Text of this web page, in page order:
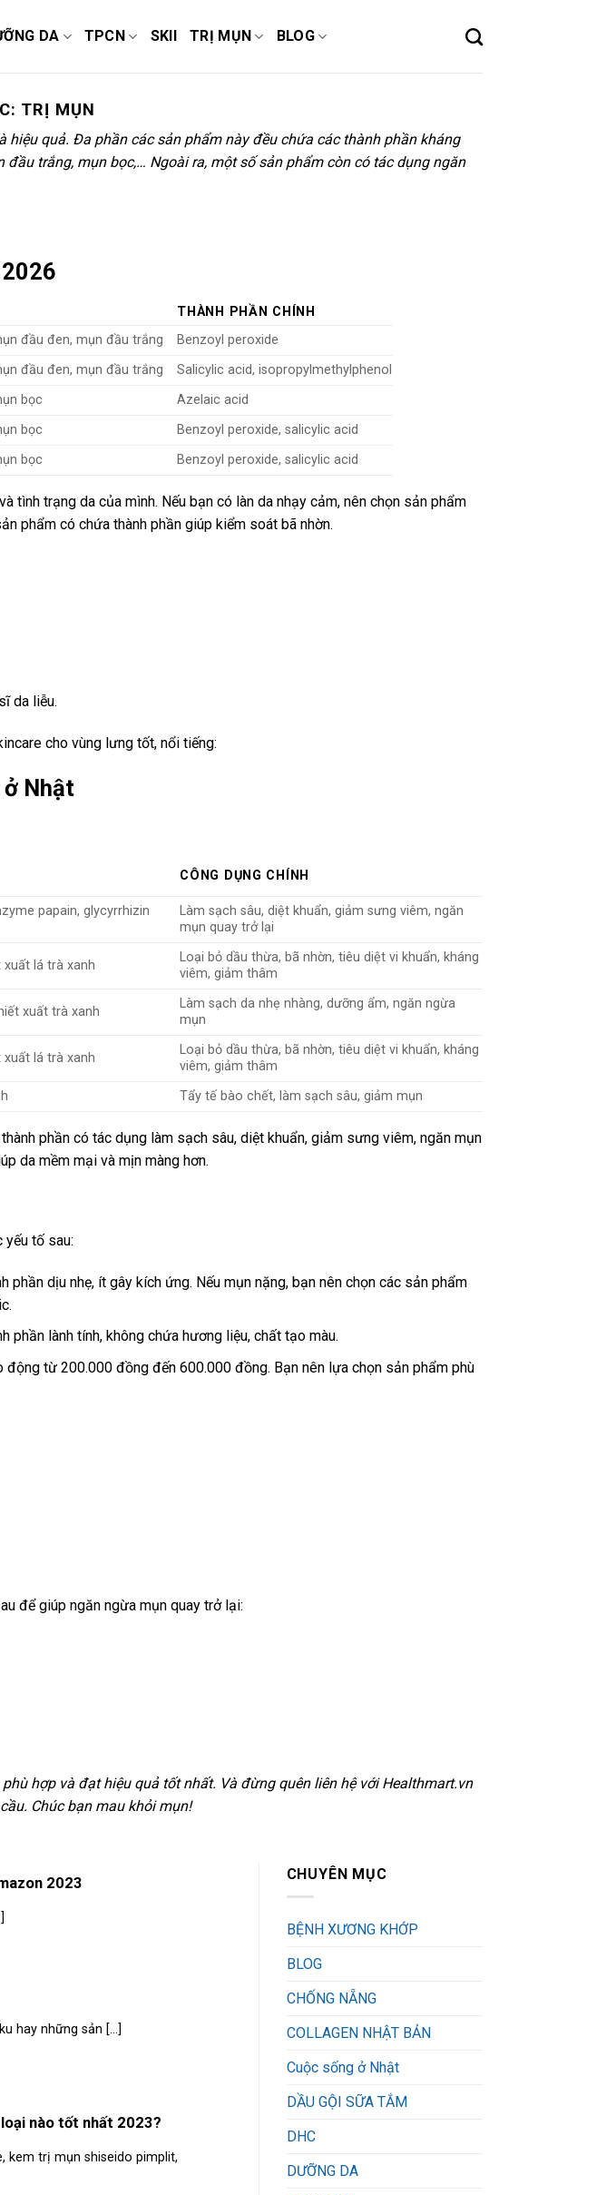
DA TPCN SKII TRỊ MỤN BLOG
TRỊ MỤN
quả. Đa phần các sản phẩm này đều chứa các thành phần kháng
trắng, mụn bọc,… Ngoài ra, một số sản phẩm còn có tác dụng ngăn
THÀNH PHẦN CHÍNH
đầu đen, mụn đầu trắng
Benzoyl peroxide
đầu đen, mụn đầu trắng
Salicylic acid, isopropylmethylphenol
bọc
Azelaic acid
bọc
Benzoyl peroxide, salicylic acid
bọc Benzoyl peroxide, salicylic acid
tình trạng da của mình. Nếu bạn có làn da nhạy cảm, nên chọn sản phẩm
phẩm có chứa thành phần giúp kiểm soát bã nhờn.
da liễu.
cho vùng lưng tốt, nổi tiếng:
Nhật
CÔNG DỤNG CHÍNH
papain, glycyrrhizin
Làm sạch sâu, diệt khuẩn, giảm sưng viêm, ngăn
mụn quay trở lại
lá trà xanh
Loại bỏ dầu thừa, bã nhờn, tiêu diệt vi khuẩn, kháng
viêm, giảm thâm
xuất trà xanh
Làm sạch da nhẹ nhàng, dưỡng ẩm, ngăn ngừa
mụn
lá trà xanh
Loại bỏ dầu thừa, bã nhờn, tiêu diệt vi khuẩn, kháng
viêm, giảm thâm
Tẩy tế bào chết, làm sạch sâu, giảm mụn
phần có tác dụng làm sạch sâu, diệt khuẩn, giảm sưng viêm, ngăn mụn
da mềm mại và mịn màng hơn.
tố sau:
dịu nhẹ, ít gây kích ứng. Nếu mụn nặng, bạn nên chọn các sản phẩm
phần lành tính, không chứa hương liệu, chất tạo màu.
từ 200.000 đồng đến 600.000 đồng. Bạn nên lựa chọn sản phẩm phù
để giúp ngăn ngừa mụn quay trở lại:
hợp và đạt hiệu quả tốt nhất. Và đừng quên liên hệ với Healthmart.vn
Chúc bạn mau khỏi mụn!
2023
hay những sản [...]
nào tốt nhất 2023?
kem trị mụn shiseido pimplit,
CHUYÊN MỤC
BỆNH XƯƠNG KHỚP
BLOG
CHỐNG NẴNG
COLLAGEN NHẬT BẢN
Cuộc sống ở Nhật
DẦU GỘI SỮA TẮM
DHC
DƯỠNG DA